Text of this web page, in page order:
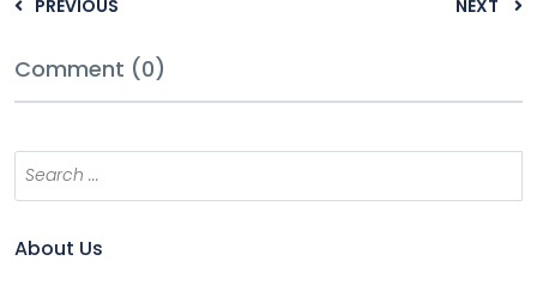
PREVIOUS NEXT
Comment (0)
About Us